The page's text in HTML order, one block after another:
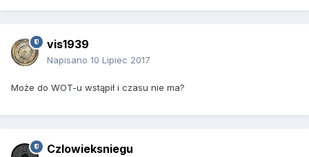
vis1939
Napisano 10 Lipiec 2017
Może do WOT-u wstąpił i czasu nie ma?
Czlowieksniegu